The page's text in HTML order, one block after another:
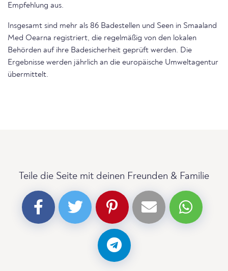
Empfehlung aus.
Insgesamt sind mehr als 86 Badestellen und Seen in Smaaland
Med Oearna registriert, die regelmäßig von den lokalen
Behörden auf ihre Badesicherheit geprüft werden. Die
Ergebnisse werden jährlich an die europäische Umweltagentur
übermittelt.
Teile die Seite mit deinen Freunden & Familie